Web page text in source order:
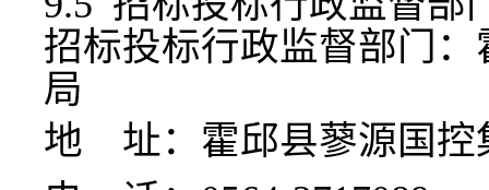
招标投标行政监督部门：
局
地
址： 霍邱县蓼源国